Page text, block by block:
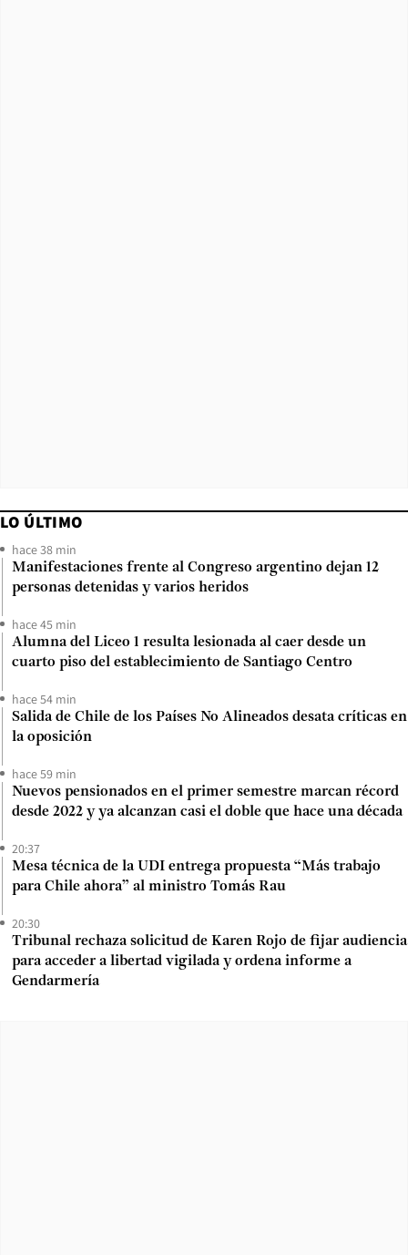
LO ÚLTIMO
hace 38 min
Manifestaciones frente al Congreso argentino dejan 12
personas detenidas y varios heridos
hace 45 min
Alumna del Liceo 1 resulta lesionada al caer desde un
cuarto piso del establecimiento de Santiago Centro
hace 54 min
Salida de Chile de los Países No Alineados desata críticas en
la oposición
hace 59 min
Nuevos pensionados en el primer semestre marcan récord
desde 2022 y ya alcanzan casi el doble que hace una década
20:37
Mesa técnica de la UDI entrega propuesta “Más trabajo
para Chile ahora” al ministro Tomás Rau
20:30
Tribunal rechaza solicitud de Karen Rojo de fijar audiencia
para acceder a libertad vigilada y ordena informe a
Gendarmería